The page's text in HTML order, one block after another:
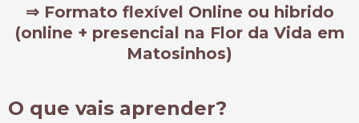
⇒ Formato flexível Online ou hibrido
(online + presencial na Flor da Vida em
Matosinhos)
O que vais aprender?